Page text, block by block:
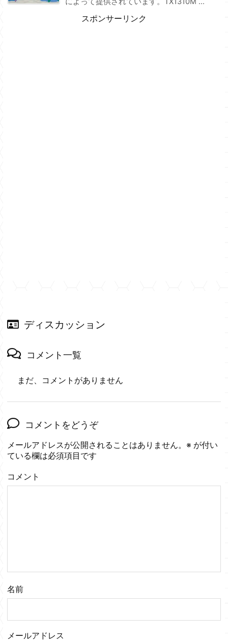
スポンサーリンク
ディスカッション
コメント一覧
まだ、コメントがありません
コメントをどうぞ
メールアドレスが公開されることはありません。 ※ が付い
ている欄は必須項目です
コメント
名前
メールアドレス